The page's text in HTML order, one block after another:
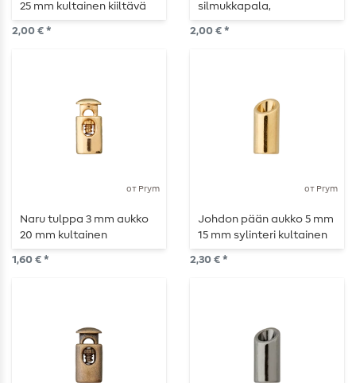
25 mm kultainen kiiltävä
2,00 € *
silmukkapala,
keinonahka, aukko 8 mm,
2,00 € *
от Prym
Naru tulppa 3 mm aukko
20 mm kultainen
kiiltävästi
1,60 € *
от Prym
Johdon pään aukko 5 mm
15 mm sylinteri kultainen
2,30 € *